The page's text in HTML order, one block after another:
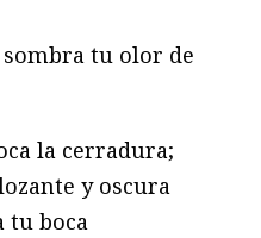
sombra tu olor de
la cerradura;
y oscura
tu boca